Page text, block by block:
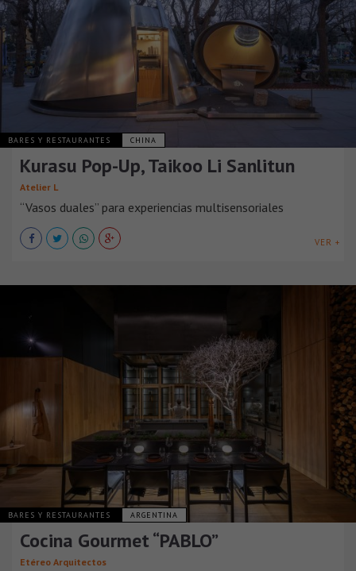
BARES Y RESTAURANTES CHINA
Kurasu Pop-Up, Taikoo Li Sanlitun
Atelier L
“Vasos duales” para experiencias multisensoriales
VER +
BARES Y RESTAURANTES ARGENTINA
Cocina Gourmet “PABLO”
Etéreo Arquitectos